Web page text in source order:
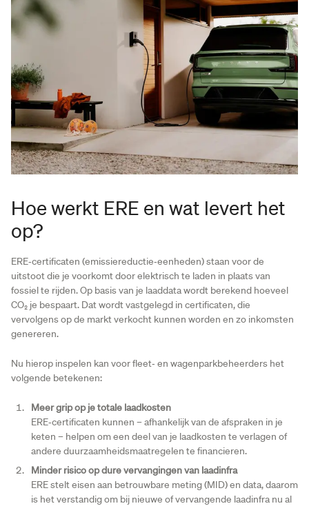
Hoe werkt ERE en wat levert het
op?
ERE‑certificaten (emissiereductie‑eenheden) staan voor de
uitstoot die je voorkomt door elektrisch te laden in plaats van
fossiel te rijden. Op basis van je laaddata wordt berekend hoeveel
CO₂ je bespaart. Dat wordt vastgelegd in certificaten, die
vervolgens op de markt verkocht kunnen worden en zo inkomsten
genereren.
Nu hierop inspelen kan voor fleet‑ en wagenparkbeheerders het
volgende betekenen:
Meer grip op je totale laadkosten
ERE‑certificaten kunnen – afhankelijk van de afspraken in je
keten – helpen om een deel van je laadkosten te verlagen of
andere duurzaamheidsmaatregelen te financieren.
Minder risico op dure vervangingen van laadinfra
ERE stelt eisen aan betrouwbare meting (MID) en data, daarom
is het verstandig om bij nieuwe of vervangende laadinfra nu al